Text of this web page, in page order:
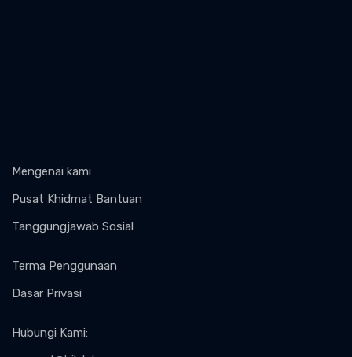
Mengenai kami
Pusat Khidmat Bantuan
Tanggungjawab Sosial
Terma Penggunaan
Dasar Privasi
Hubungi Kami: